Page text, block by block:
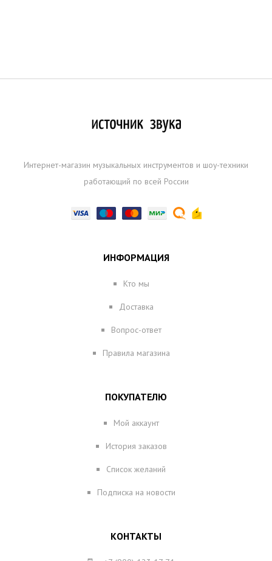
Интернет-магазин музыкальных инструментов и шоу-техники
работающий по всей России
ИНФОРМАЦИЯ
Кто мы
Доставка
Вопрос-ответ
Правила магазина
ПОКУПАТЕЛЮ
Мой аккаунт
История заказов
Список желаний
Подписка на новости
КОНТАКТЫ